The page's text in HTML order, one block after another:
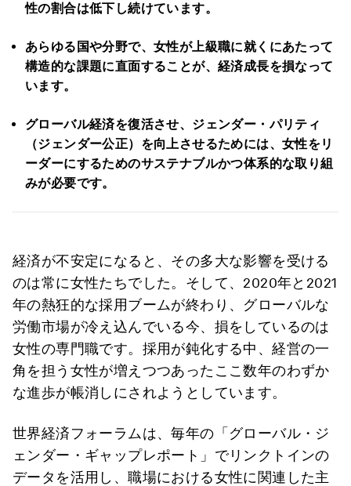
性の割合は低下し続けています。
あらゆる国や分野で、女性が上級職に就くにあたって
構造的な課題に直面することが、経済成長を損なって
います。
グローバル経済を復活させ、ジェンダー・パリティ
（ジェンダー公正）を向上させるためには、女性をリ
ーダーにするためのサステナブルかつ体系的な取り組
みが必要です。
経済が不安定になると、その多大な影響を受ける
のは常に女性たちでした。そして、2020年と2021
年の熱狂的な採用ブームが終わり、グローバルな
労働市場が冷え込んでいる今、損をしているのは
女性の専門職です。採用が鈍化する中、経営の一
角を担う女性が増えつつあったここ数年のわずか
な進歩が帳消しにされようとしています。
世界経済フォーラムは、毎年の「グローバル・ジ
ェンダー・ギャップレポート」でリンクトインの
データを活用し、職場における女性に関連した主